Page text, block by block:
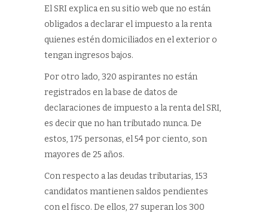
El SRI explica en su sitio web que no están
obligados a declarar el impuesto a la renta
quienes estén domiciliados en el exterior o
tengan ingresos bajos.
Por otro lado, 320 aspirantes no están
registrados en la base de datos de
declaraciones de impuesto a la renta del SRI,
es decir que no han tributado nunca. De
estos, 175 personas, el 54 por ciento, son
mayores de 25 años.
Con respecto a las deudas tributarias, 153
candidatos mantienen saldos pendientes
con el fisco. De ellos, 27 superan los 300